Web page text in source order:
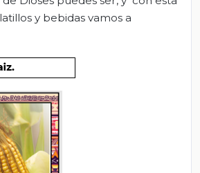
y bebidas vamos a